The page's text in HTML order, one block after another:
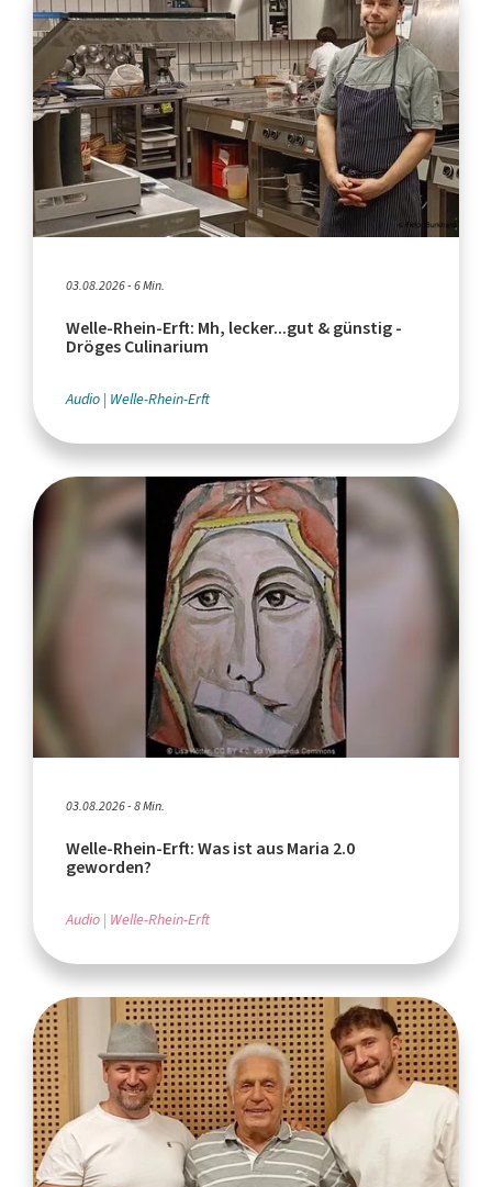
03.08.2026 - 6 Min.
Welle-Rhein-Erft: Mh, lecker...gut & günstig -
Dröges Culinarium
Audio Welle-Rhein-Erft
03.08.2026 - 8 Min.
Welle-Rhein-Erft: Was ist aus Maria 2.0
geworden?
Audio Welle-Rhein-Erft